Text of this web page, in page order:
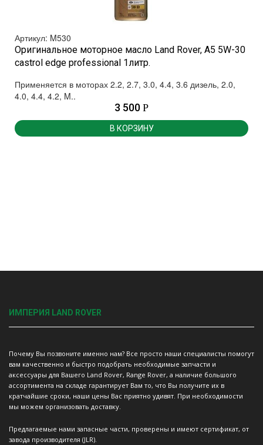
Артикул: M530
Оригинальное моторное масло Land Rover, A5 5W-30
castrol edge professional 1литр.
Применяется в моторах 2.2, 2.7, 3.0, 4.4, 3.6 дизель, 2.0,
4.0, 4.4, 4.2, M..
3 500 Р
В КОРЗИНУ
ИМПЕРИЯ LAND ROVER
Почему Вы позвоните именно нам? Все просто наши специалисты помогут
вам качественно и быстро подобрать необходимые запчасти и
аксессуары для Вашего Land Rover, Range Rover, а наличие большого
ассортимента на складе гарантирует Вам то, что Вы получите их в
кратчайшие сроки, наши цены Вас приятно удивят. При необходимости
мы можем организовать доставку.
Предлагаемые нами запасные части, проверены и имеют сертификат, от
завода производителя (JLR).